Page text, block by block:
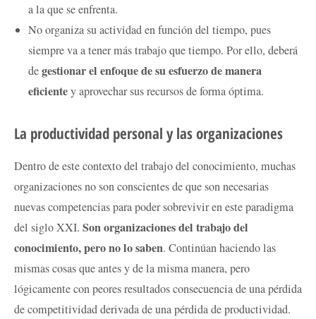
a la que se enfrenta.
No organiza su actividad en función del tiempo, pues
siempre va a tener más trabajo que tiempo. Por ello, deberá
degestionar el enfoque de su esfuerzo de manera
eficientey aprovechar sus recursos de forma óptima.
La productividad personal y las organizaciones
Dentro de este contexto del trabajo del conocimiento, muchas
organizaciones no son conscientes de que son necesarias
nuevas competencias para poder sobrevivir en este paradigma
del siglo XXI. Son organizaciones del trabajo del
conocimiento, pero no lo saben. Continúan haciendo las
mismas cosas que antes y de la misma manera, pero
lógicamente con peores resultados consecuencia de una pérdida
de competitividad derivada de una pérdida de productividad.